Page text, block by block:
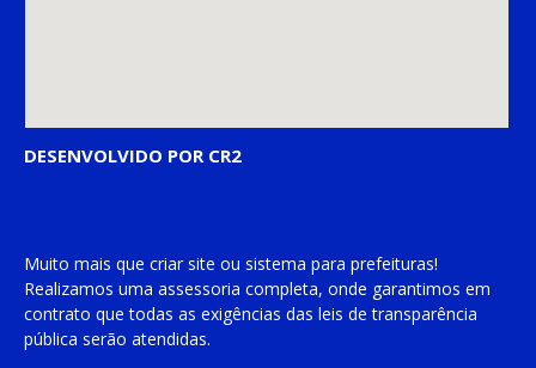
DESENVOLVIDO POR CR2
Muito mais que criar site ou sistema para prefeituras!
Realizamos uma assessoria completa, onde garantimos em
contrato que todas as exigências das leis de transparência
pública serão atendidas.